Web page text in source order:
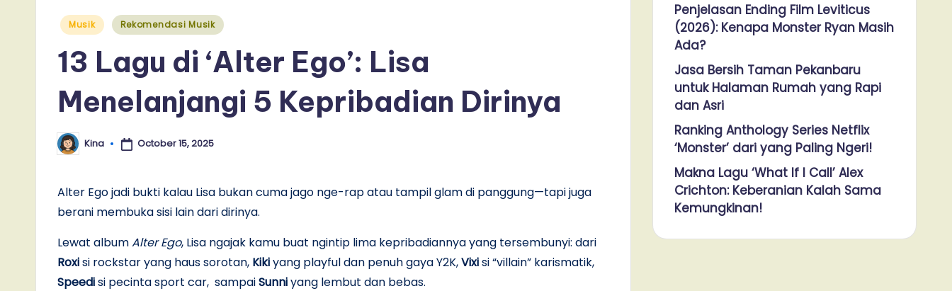
Posted
Musik Rekomendasi Musik
13 Lagu di ‘Alter Ego’: Lisa
Menelanjangi 5 Kepribadian Dirinya
Posted
by
Kina October 15, 2025
Alter Ego jadi bukti kalau Lisa bukan cuma jago nge-rap atau tampil glam di panggung—tapi juga
berani membuka sisi lain dari dirinya.
Lewat albumAlter Ego, Lisa ngajak kamu buat ngintip lima kepribadiannya yang tersembunyi: dari
Roxisi rockstar yang haus sorotan, Kikiyang playful dan penuh gaya Y2K,Vixisi “villain” karismatik,
Speedisi pecinta sport car, sampaiSunniyang lembut dan bebas.
Penjelasan Ending Film Leviticus
(2026): Kenapa Monster Ryan Masih
Ada?
Jasa Bersih Taman Pekanbaru
untuk Halaman Rumah yang Rapi
dan Asri
Ranking Anthology Series Netflix
‘Monster’ dari yang Paling Ngeri!
Makna Lagu ‘What If I Call’ Alex
Crichton: Keberanian Kalah Sama
Kemungkinan!